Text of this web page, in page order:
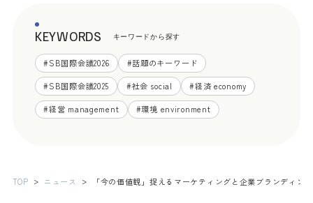
KEYWORDS キーワードから探す
#SB国際会議2026 #話題のキーワード
#SB国際会議2025 #社会 social #経済 economy
#経営 management #環境 environment
TOP ニュース 「今の価値観」捉えるマーケティングと企業ブランディング